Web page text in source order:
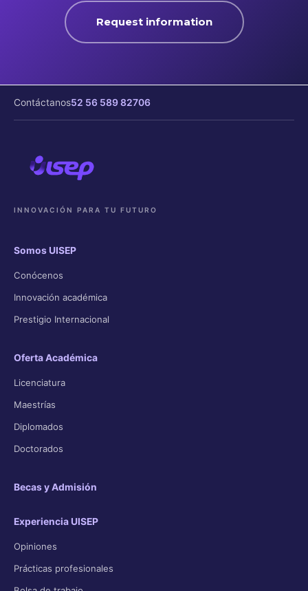
Request information
Contáctanos52 56 589 82706
INNOVACIÓN PARA TU FUTURO
Somos UISEP
Conócenos
Innovación académica
Prestigio Internacional
Oferta Académica
Licenciatura
Maestrías
Diplomados
Doctorados
Becas y Admisión
Experiencia UISEP
Opiniones
Prácticas profesionales